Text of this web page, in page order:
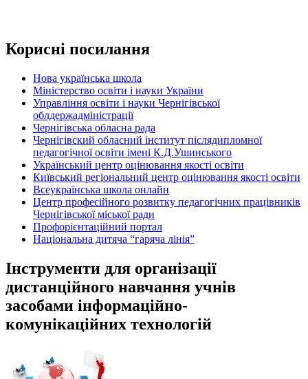
Корисні посилання
Нова українська школа
Міністерство освіти і науки України
Управління освіти і науки Чернігівської
облдержадміністрації
Чернігівська обласна рада
Чернігівский обласний інститут післядипломної
педагогічної освіти імені К.Д.Ушинського
Український центр оцінювання якості освіти
Київський регіональний центр оцінювання якості освіти
Всеукраїнська школа онлайн
Центр професійного розвитку педагогічних працівників
Чернігівської міської ради
Профорієнтаційний портал
Національна дитяча “гаряча лінія”
Інструменти для організації
дистанційного навчання учнів
засобами інформаційно-
комунікаційних технологій